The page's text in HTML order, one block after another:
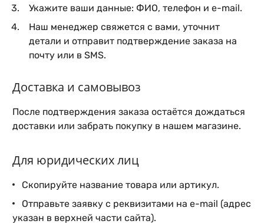
Укажите ваши данные: ФИО, телефон и e-mail.
Наш менеджер свяжется с вами, уточнит
детали и отправит подтверждение заказа на
почту или в SMS.
Доставка и самовывоз
После подтверждения заказа остаётся дождаться
доставки или забрать покупку в нашем магазине.
Для юридических лиц
Скопируйте название товара или артикул.
Отправьте заявку с реквизитами на e-mail (адрес
указан в верхней части сайта).